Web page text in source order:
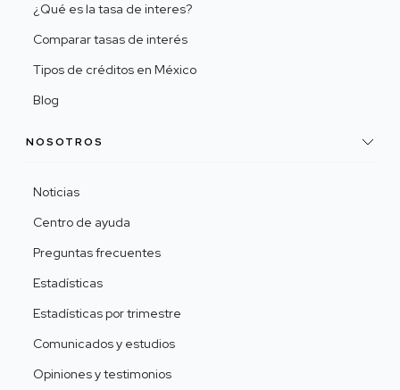
¿Qué es la tasa de interes?
Comparar tasas de interés
Tipos de créditos en México
Blog
NOSOTROS
Noticias
Centro de ayuda
Preguntas frecuentes
Estadísticas
Estadísticas por trimestre
Comunicados y estudios
Opiniones y testimonios